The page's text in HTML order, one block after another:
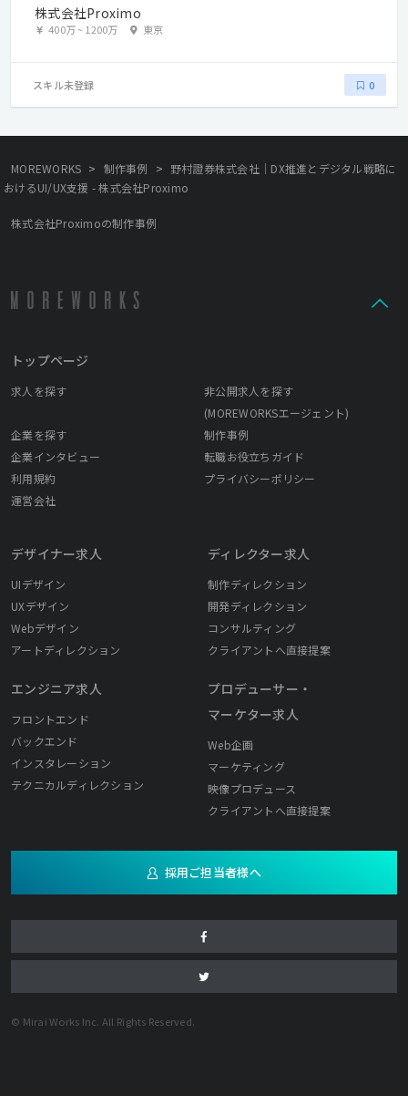
株式会社Proximo
400万~1200万 東京
スキル未登録 0
MOREWORKS > 制作事例 > 野村證券株式会社｜DX推進とデジタル戦略に
おけるUI/UX支援 - 株式会社Proximo
株式会社Proximoの制作事例
トップページ
求人を探す
非公開求人を探す
(MOREWORKSエージェント)
企業を探す
制作事例
企業インタビュー
転職お役立ちガイド
利用規約
プライバシーポリシー
運営会社
デザイナー求人
UIデザイン
UXデザイン
Webデザイン
アートディレクション
エンジニア求人
フロントエンド
バックエンド
インスタレーション
テクニカルディレクション
ディレクター求人
制作ディレクション
開発ディレクション
コンサルティング
クライアントへ直接提案
プロデューサー・
マーケター求人
Web企画
マーケティング
映像プロデュース
クライアントへ直接提案
採用ご担当者様へ
© Mirai Works Inc. All Rights Reserved.